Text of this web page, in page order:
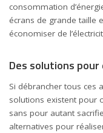
consommation
écrans de grande taille
économiser de
Des solutions
Si débrancher tous ces
solutions existent pour
sans pour autant
alternatives pour